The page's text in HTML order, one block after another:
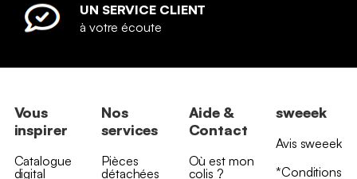
UN SERVICE CLIENT
à votre écoute
Vous
inspirer
Catalogue
digital
Nos
services
Pièces
détachées
Aide &
Contact
Où est mon
colis ?
sweeek
Avis sweeek
*Conditions